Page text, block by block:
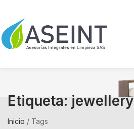
Etiqueta: jewellery
Inicio / Tags